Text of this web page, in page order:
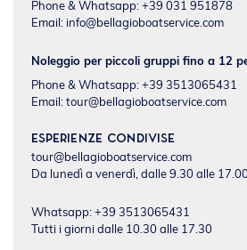
Phone & Whatsapp: +39 031 951878
Email: info@bellagioboatservice.com
Noleggio per piccoli gruppi fino a 12
Phone & Whatsapp: +39 3513065431
Email: tour@bellagioboatservice.com
Esperienze condivise
tour@bellagioboatservice.com
Da lunedì a venerdì, dalle 9.30 alle
Whatsapp: +39 3513065431
Tutti i giorni dalle 10.30 alle 17.30